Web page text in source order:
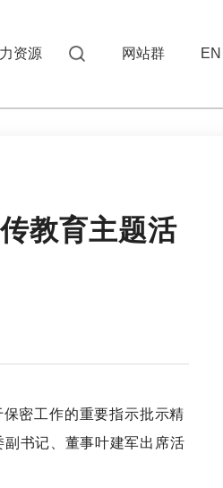
资源 网站群 EN
教育主题活
密工作的重要指示批示精
书记、董事叶建军出席活